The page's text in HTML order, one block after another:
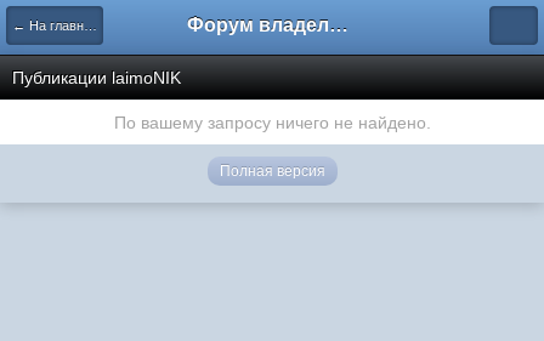
← На главную Форум владельцев интернет-магазинов
Публикации laimoNIK
По вашему запросу ничего не найдено.
Полная версия